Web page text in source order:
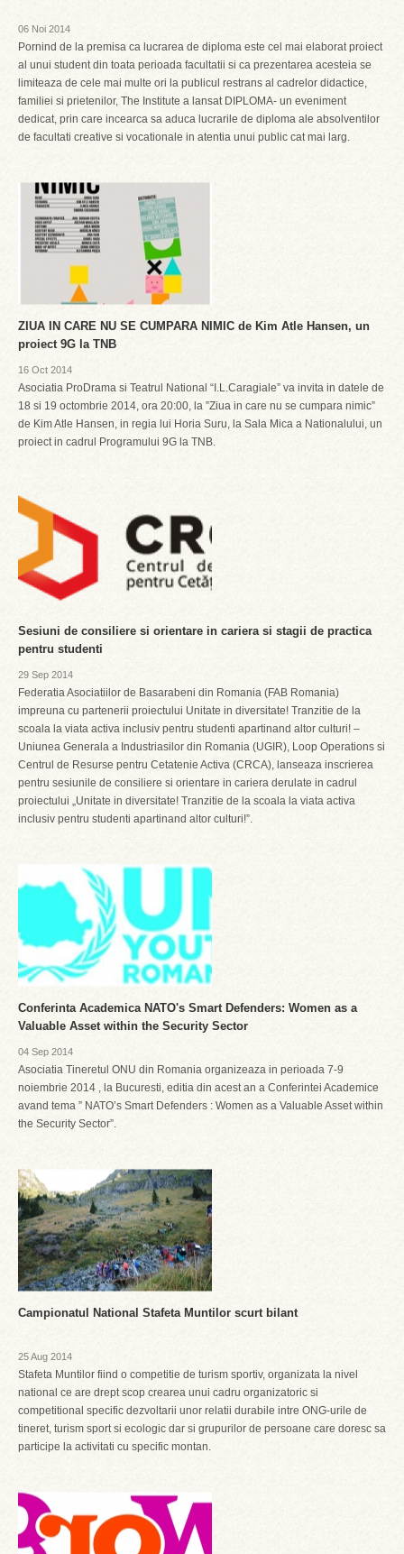
06 Noi 2014
Pornind de la premisa ca lucrarea de diploma este cel mai elaborat proiect
al unui student din toata perioada facultatii si ca prezentarea acesteia se
limiteaza de cele mai multe ori la publicul restrans al cadrelor didactice,
familiei si prietenilor, The Institute a lansat DIPLOMA- un eveniment
dedicat, prin care incearca sa aduca lucrarile de diploma ale absolventilor
de facultati creative si vocationale in atentia unui public cat mai larg.
ZIUA IN CARE NU SE CUMPARA NIMIC de Kim Atle Hansen, un
proiect 9G la TNB
16 Oct 2014
Asociatia ProDrama si Teatrul National “I.L.Caragiale” va invita in datele de
18 si 19 octombrie 2014, ora 20:00, la ”Ziua in care nu se cumpara nimic”
de Kim Atle Hansen, in regia lui Horia Suru, la Sala Mica a Nationalului, un
proiect in cadrul Programului 9G la TNB.
Sesiuni de consiliere si orientare in cariera si stagii de practica
pentru studenti
29 Sep 2014
Federatia Asociatiilor de Basarabeni din Romania (FAB Romania)
impreuna cu partenerii proiectului Unitate in diversitate! Tranzitie de la
scoala la viata activa inclusiv pentru studenti apartinand altor culturi! –
Uniunea Generala a Industriasilor din Romania (UGIR), Loop Operations si
Centrul de Resurse pentru Cetatenie Activa (CRCA), lanseaza inscrierea
pentru sesiunile de consiliere si orientare in cariera derulate in cadrul
proiectului „Unitate in diversitate! Tranzitie de la scoala la viata activa
inclusiv pentru studenti apartinand altor culturi!”.
Conferinta Academica NATO's Smart Defenders: Women as a
Valuable Asset within the Security Sector
04 Sep 2014
Asociatia Tineretul ONU din Romania organizeaza in perioada 7-9
noiembrie 2014 , la Bucuresti, editia din acest an a Conferintei Academice
avand tema ” NATO’s Smart Defenders : Women as a Valuable Asset within
the Security Sector”.
Campionatul National Stafeta Muntilor scurt bilant
25 Aug 2014
Stafeta Muntilor fiind o competitie de turism sportiv, organizata la nivel
national ce are drept scop crearea unui cadru organizatoric si
competitional specific dezvoltarii unor relatii durabile intre ONG-urile de
tineret, turism sport si ecologic dar si grupurilor de persoane care doresc sa
participe la activitati cu specific montan.